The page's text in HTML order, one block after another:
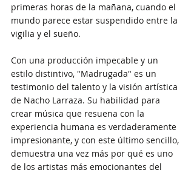
primeras horas de la mañana, cuando el
mundo parece estar suspendido entre la
vigilia y el sueño.
Con una producción impecable y un
estilo distintivo, "Madrugada" es un
testimonio del talento y la visión artística
de Nacho Larraza. Su habilidad para
crear música que resuena con la
experiencia humana es verdaderamente
impresionante, y con este último sencillo,
demuestra una vez más por qué es uno
de los artistas más emocionantes del